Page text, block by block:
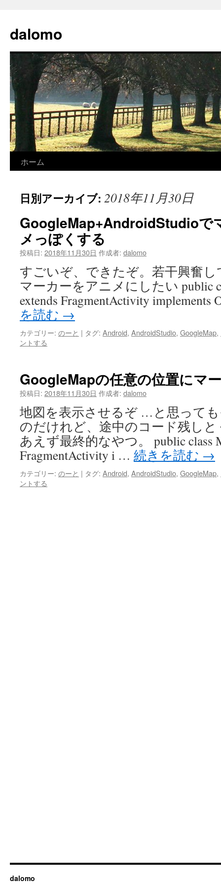
テ
ン
ス
キ
ッ
プ
dalomo
ホーム
日別アーカイブ: 2018年11月30日
GoogleMap+AndroidStudioで
メっぽくする
投稿日: 2018年11月30日 作成者: dalomo
すごいぞ、できたぞ。若干興奮
マーカーをアニメにしたい public
extends FragmentActivity
を読む →
カテゴリー: のーと | タグ: Android, AndroidStudio, GoogleMap,
ントする
GoogleMapの任意の位置にマ
投稿日: 2018年11月30日 作成者: dalomo
地図を表示させるぞ …と思って
のだけれど、途中のコード残し
あえず最終的なやつ。 public class
FragmentActivity i … 続きを読む →
カテゴリー: のーと | タグ: Android, AndroidStudio, GoogleMap,
ントする
dalomo